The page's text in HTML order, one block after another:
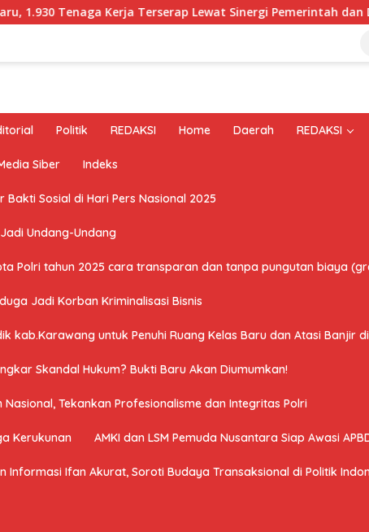
Kerja Terserap Lewat Sinergi Pemerintah dan Dunia
Politik REDAKSI Home Daerah REDAKSI
Siber Indeks
Sosial di Hari Pers Nasional 2025
Undang-Undang
Polri tahun 2025 cara transparan dan tanpa pungutan biaya
Jadi Korban Kriminalisasi Bisnis
kab.Karawang untuk Penuhi Ruang Kelas Baru dan Atasi Banjir di
Skandal Hukum? Bukti Baru Akan Diumumkan!
Tekankan Profesionalisme dan Integritas Polri
Kerukunan AMKI dan LSM Pemuda Nusantara Siap Awasi
Informasi Ifan Akurat, Soroti Budaya Transaksional di Politik